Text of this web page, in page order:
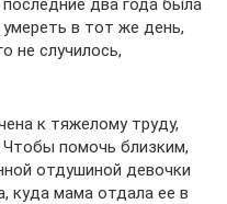
два года была
в тот же день,
не случилось,
к тяжелому труду,
Чтобы помочь близким,
отдушиной девочки
куда мама отдала ее в